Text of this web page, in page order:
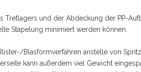
Tretlagers und der Abdeckung der PP-
Stapelung minimiert werden können.
Blasformverfahren anstelle von
kann außerdem viel Gewicht